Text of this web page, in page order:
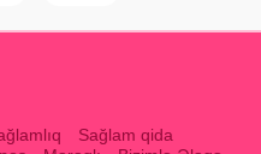
Sağlam qida